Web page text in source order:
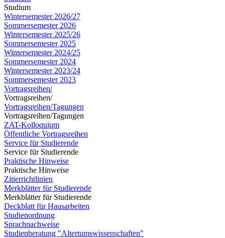
Studium
Wintersemester 2026/27
Sommersemester 2026
Wintersemester 2025/26
Sommersemester 2025
Wintersemester 2024/25
Sommersemester 2024
Wintersemester 2023/24
Sommersemester 2023
Vortragsreihen/
Vortragsreihen/
Vortragsreihen/Tagungen
Vortragsreihen/Tagungen
ZAT-Kolloquium
Öffentliche Vortragsreihen
Service für Studierende
Service für Studierende
Praktische Hinweise
Praktische Hinweise
Zitierrichtlinien
Merkblätter für Studierende
Merkblätter für Studierende
Deckblatt für Hausarbeiten
Studienordnung
Sprachnachweise
Studienberatung "Altertumswissenschaften"